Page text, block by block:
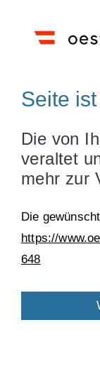
Seite
Die von
veraltet
mehr zur
Die
https://
648